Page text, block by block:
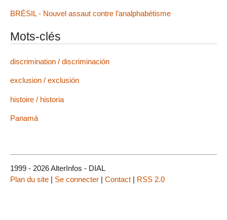
BRÉSIL - Nouvel assaut contre l’analphabétisme
Mots-clés
discrimination / discriminación
exclusion / exclusión
histoire / historia
Panamá
1999 - 2026 AlterInfos - DIAL
Plan du site | Se connecter | Contact | RSS 2.0